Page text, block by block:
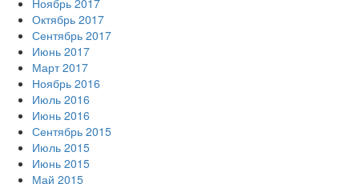
Ноябрь 2017
Октябрь 2017
Сентябрь 2017
Июнь 2017
Март 2017
Ноябрь 2016
Июль 2016
Июнь 2016
Сентябрь 2015
Июль 2015
Июнь 2015
Май 2015